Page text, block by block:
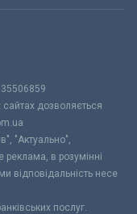
сайтах дозволяється
"Актуально",
в розумінні
відповідальність несе
послуг.